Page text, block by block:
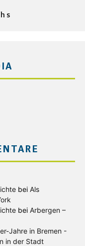
bei Als
bei Arbergen –
Jahre in Bremen -
in der Stadt